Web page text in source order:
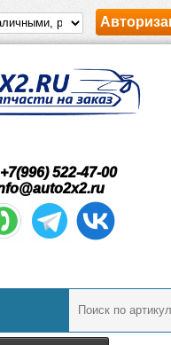
522-47-00